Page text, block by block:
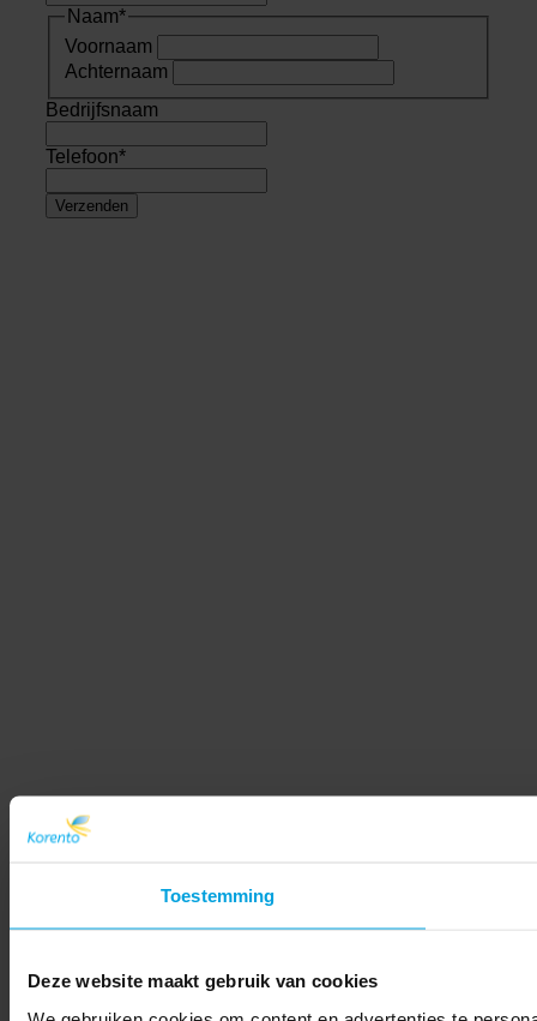
Toestemming
Deze website maakt gebruik van cookies
Naam*
Voornaam
Achternaam
Bedrijfsnaam
Telefoon*